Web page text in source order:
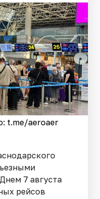
t.me/aeroaer
7 августа
рейсов